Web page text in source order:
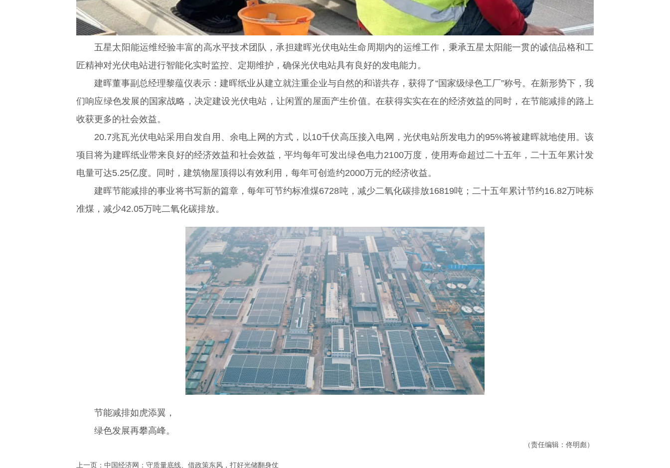
五星太阳能运维经验丰富的高水平技术团队，承担建晖光伏电站生命周期内的运维工作，秉承五星太阳能一贯的诚信品格和工
匠精神对光伏电站进行智能化实时监控、定期维护，确保光伏电站具有良好的发电能力。
建晖董事副总经理黎蕴仪表示：建晖纸业从建立就注重企业与自然的和谐共存，获得了“国家级绿色工厂”称号。在新形势下，我
们响应绿色发展的国家战略，决定建设光伏电站，让闲置的屋面产生价值。在获得实实在在的经济效益的同时，在节能减排的路上
收获更多的社会效益。
20.7兆瓦光伏电站采用自发自用、余电上网的方式，以10千伏高压接入电网，光伏电站所发电力的95%将被建晖就地使用。该
项目将为建晖纸业带来良好的经济效益和社会效益，平均每年可发出绿色电力2100万度，使用寿命超过二十五年，二十五年累计发
电量可达5.25亿度。同时，建筑物屋顶得以有效利用，每年可创造约2000万元的经济收益。
建晖节能减排的事业将书写新的篇章，每年可节约标准煤6728吨，减少二氧化碳排放16819吨；二十五年累计节约16.82万吨标
准煤，减少42.05万吨二氧化碳排放。
节能减排如虎添翼，
绿色发展再攀高峰。
（责任编辑：佟明彪）
上一页： 中国经济网：守质量底线、借政策东风，打好光储翻身仗